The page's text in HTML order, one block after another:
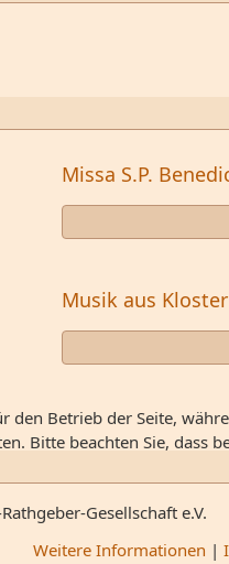
Missa S.P.
Musik aus
Gesellschaft e.V.
Betrieb der Seite,
Bitte beachten Sie,
Weitere Informationen |